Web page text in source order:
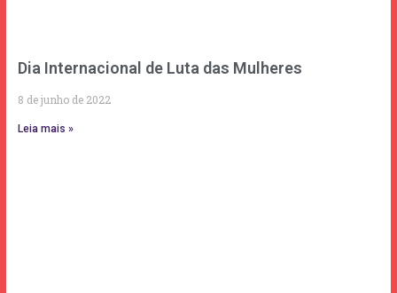
Dia Internacional de Luta das Mulheres
8 de junho de 2022
Leia mais »